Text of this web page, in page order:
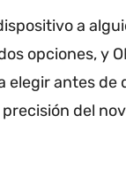
a
opciones, y
elegir antes de
precisión del